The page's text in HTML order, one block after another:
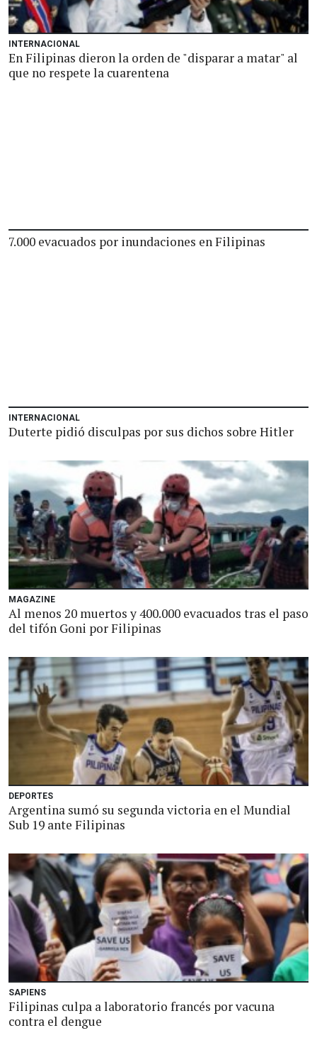
INTERNACIONAL
En Filipinas dieron la orden de "disparar a matar" al
que no respete la cuarentena
7.000 evacuados por inundaciones en Filipinas
INTERNACIONAL
Duterte pidió disculpas por sus dichos sobre Hitler
MAGAZINE
Al menos 20 muertos y 400.000 evacuados tras el paso
del tifón Goni por Filipinas
DEPORTES
Argentina sumó su segunda victoria en el Mundial
Sub 19 ante Filipinas
SAPIENS
Filipinas culpa a laboratorio francés por vacuna
contra el dengue